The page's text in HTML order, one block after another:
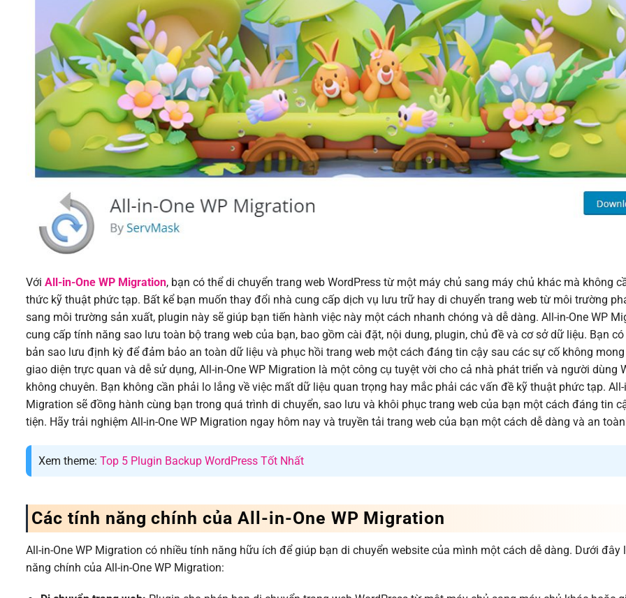
Với All-in-One WP Migration, bạn có thể di chuyển trang web WordPress từ một máy chủ sang máy chủ khác mà không
thức kỹ thuật phức tạp. Bất kể bạn muốn thay đổi nhà cung cấp dịch vụ lưu trữ hay di chuyển trang web từ môi trường
sang môi trường sản xuất, plugin này sẽ giúp bạn tiến hành việc này một cách nhanh chóng và dễ dàng. All-in-One WP
cung cấp tính năng sao lưu toàn bộ trang web của bạn, bao gồm cài đặt, nội dung, plugin, chủ đề và cơ sở dữ liệu. Bạn
bản sao lưu định kỳ để đảm bảo an toàn dữ liệu và phục hồi trang web một cách đáng tin cậy sau các sự cố không
giao diện trực quan và dễ sử dụng, All-in-One WP Migration là một công cụ tuyệt vời cho cả nhà phát triển và người dùng
không chuyên. Bạn không cần phải lo lắng về việc mất dữ liệu quan trọng hay mắc phải các vấn đề kỹ thuật phức tạp. All-
Migration sẽ đồng hành cùng bạn trong quá trình di chuyển, sao lưu và khôi phục trang web của bạn một cách đáng tin
tiện. Hãy trải nghiệm All-in-One WP Migration ngay hôm nay và truyền tải trang web của bạn một cách dễ dàng và an
Xem theme: Top 5 Plugin Backup WordPress Tốt Nhất
Các tính năng chính của All-in-One WP Migration
All-in-One WP Migration có nhiều tính năng hữu ích để giúp bạn di chuyển website của mình một cách dễ dàng. Dưới đây
năng chính của All-in-One WP Migration: